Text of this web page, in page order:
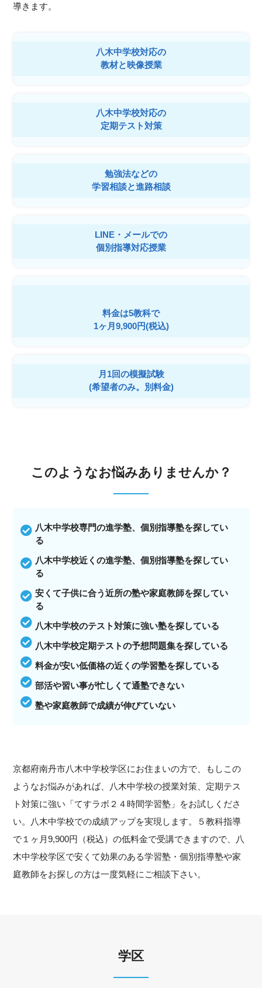
導きます。
八木中学校対応の
教材と映像授業
八木中学校対応の
定期テスト対策
勉強法などの
学習相談と進路相談
LINE・メールでの
個別指導対応授業
料金は5教科で
1ヶ月9,900円(税込)
月1回の模擬試験
(希望者のみ。別料金)
このようなお悩みありませんか？
八木中学校専門の進学塾、個別指導塾を探してい
る
八木中学校近くの進学塾、個別指導塾を探してい
る
安くて子供に合う近所の塾や家庭教師を探してい
る
八木中学校のテスト対策に強い塾を探している
八木中学校定期テストの予想問題集を探している
料金が安い低価格の近くの学習塾を探している
部活や習い事が忙しくて通塾できない
塾や家庭教師で成績が伸びていない
京都府南丹市八木中学校学区にお住まいの方で、もしこの
ようなお悩みがあれば、八木中学校の授業対策、定期テス
ト対策に強い「てすラボ２４時間学習塾」をお試しくださ
い。八木中学校での成績アップを実現します。５教科指導
で１ヶ月9,900円（税込）の低料金で受講できますので、八
木中学校学区で安くて効果のある学習塾・個別指導塾や家
庭教師をお探しの方は一度気軽にご相談下さい。
学区